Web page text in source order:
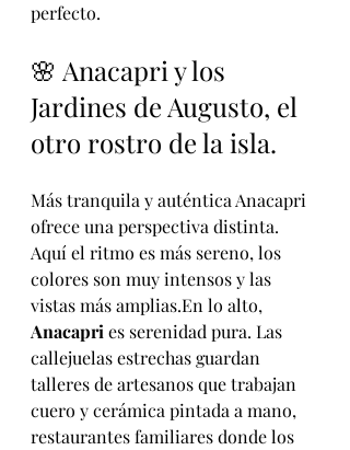
perfecto.
🌸 Anacapri y los
Jardines de Augusto, el
otro rostro de la isla.
Más tranquila y auténtica Anacapri
ofrece una perspectiva distinta.
Aquí el ritmo es más sereno, los
colores son muy intensos y las
vistas más amplias.En lo alto,
Anacapri es serenidad pura. Las
callejuelas estrechas guardan
talleres de artesanos que trabajan
cuero y cerámica pintada a mano,
restaurantes familiares donde los